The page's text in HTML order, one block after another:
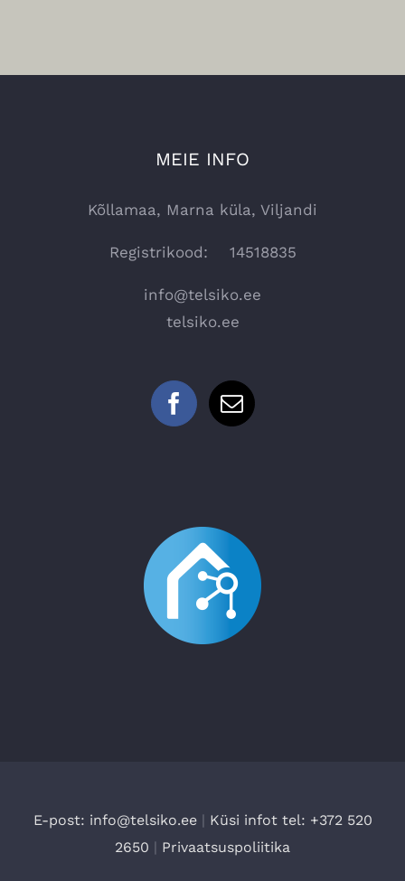
MEIE INFO
Kõllamaa, Marna küla, Viljandi
Registrikood: 14518835
info@telsiko.ee
telsiko.ee
E-post: info@telsiko.ee| Küsi infot tel: +372 520
2650 | Privaatsuspoliitika